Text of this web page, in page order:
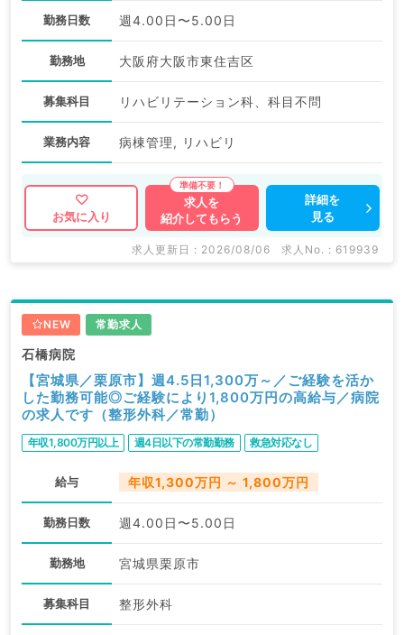
勤務日数 週4.00日〜5.00日
勤務地 大阪府大阪市東住吉区
募集科目 リハビリテーション科、科目不問
業務内容 病棟管理, リハビリ
お気に入り
求人を
紹介してもらう
詳細を
見る
求人更新日 : 2026/08/06 求人No. : 619939
NEW 常勤求人
石橋病院
【宮城県／栗原市】週4.5日1,300万～／ご経験を活か
した勤務可能◎ご経験により1,800万円の高給与／病院
の求人です（整形外科／常勤）
年収1,800万円以上 週4日以下の常勤勤務 救急対応なし
給与 年収1,300万円 ～ 1,800万円
勤務日数 週4.00日〜5.00日
勤務地 宮城県栗原市
募集科目 整形外科